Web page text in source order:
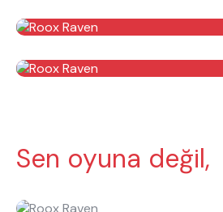
Sen oyuna değil,